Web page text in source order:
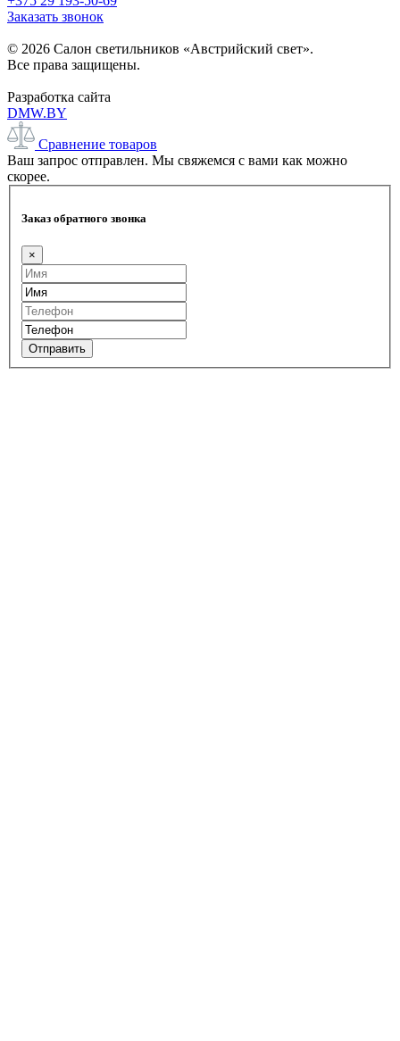
Заказать звонок
© 2026 Салон светильников «Австрийский свет».
Все права защищены.
Разработка сайта
DMW.BY
Сравнение товаров
Ваш запрос отправлен. Мы свяжемся с вами как можно
скорее.
Заказ обратного звонка
×
Отправить